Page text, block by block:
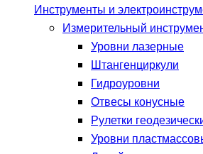
Инструменты и
Измерительный
Уровни лазерные
Штангенциркули
Гидроуровни
Отвесы конусные
Рулетки
Уровни